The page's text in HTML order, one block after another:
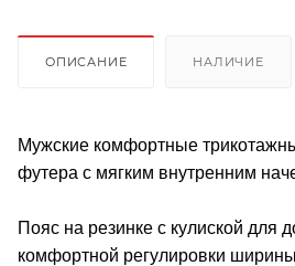
ОПИСАНИЕ НАЛИЧИЕ
Мужские комфортные
футера с мягким внутренним
Пояс на резинке с кулиской для
комфортной регулировки